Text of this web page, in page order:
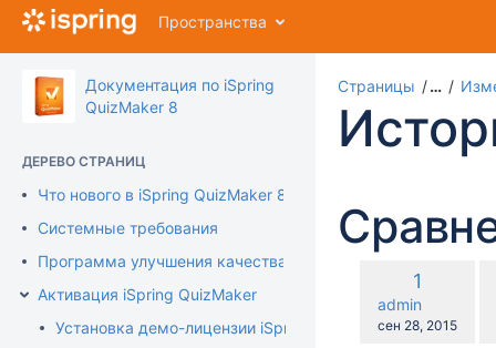
Перейти
главному
содержимому
assistive.skiplink.to.breadcrumbs
assistive.skiplink.to.header.menu
assistive.skiplink.to.quick.search
Пространства
Документация по iSpring
QuizMaker 8
ДЕРЕВО СТРАНИЦ
Что нового в iSpring QuizMaker 8
Системные требования
Программа улучшения качества продукта
Активация iSpring QuizMaker
Установка демо-лицензии iSpring QuizMaker
Страницы …
Старая
версия
1
admin
Сохранено
сен 28, 2015